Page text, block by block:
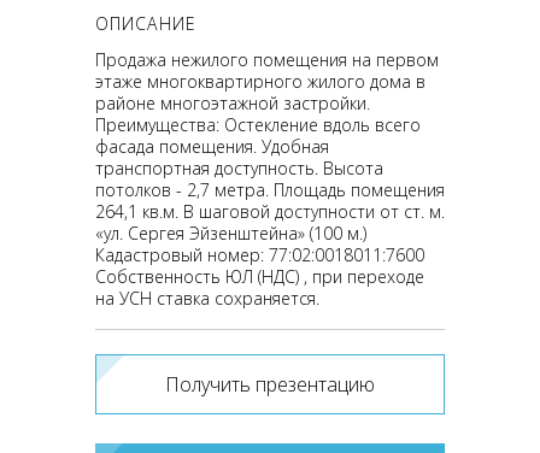
ОПИСАНИЕ
Продажа нежилого помещения на первом
этаже многоквартирного жилого дома в
районе многоэтажной застройки.
Преимущества: Остекление вдоль всего
фасада помещения. Удобная
транспортная доступность. Высота
потолков - 2,7 метра. Площадь помещения
264,1 кв.м. В шаговой доступности от ст. м.
«ул. Сергея Эйзенштейна» (100 м.)
Кадастровый номер: 77:02:0018011:7600
Собственность ЮЛ (НДС) , при переходе
на УСН ставка сохраняется.
Получить презентацию